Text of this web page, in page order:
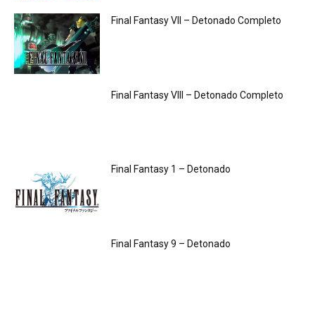
Final Fantasy VII – Detonado Completo
Final Fantasy VIII – Detonado Completo
Final Fantasy 1 – Detonado
Final Fantasy 9 – Detonado